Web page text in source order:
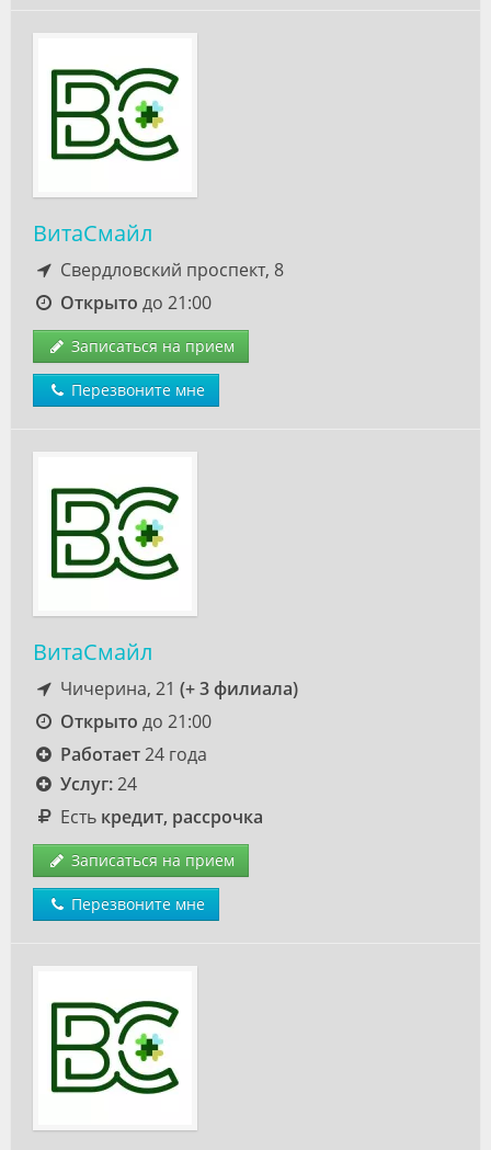
ВитаСмайл
Свердловский проспект, 8
Открыто до 21:00
Записаться на прием
Перезвоните мне
ВитаСмайл
Чичерина, 21 (+ 3 филиала)
Открыто до 21:00
Работает24 года
Услуг:24
Есть кредит, рассрочка
Записаться на прием
Перезвоните мне